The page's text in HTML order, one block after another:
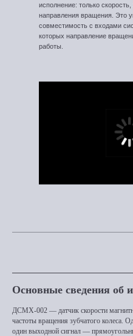
исполнение: только
направления вращения. Это
совместимость с входами
которых направление
работы.
Основные сведения об
ДСМХ-002 — датчик скорости
частоты вращения зубчатого колеса.
один выходной сигнал —